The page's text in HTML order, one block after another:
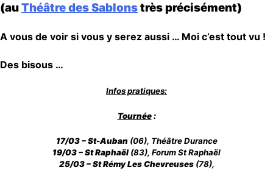
(auThéâtre des Sablonstrès précisément)
A vous de voir si vous y serez aussi … Moi c’est tout vu !
Des bisous …
Infos pratiques:
Tournée:
17/03 – St-Auban(06), Théâtre Durance
19/03 – St Raphaël(83), Forum St Raphaël
25/03 – St Rémy Les Chevreuses(78),